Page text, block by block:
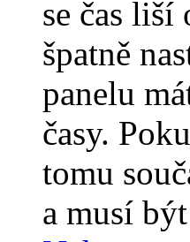
se čas liší
špatně
panelu
časy.
tomu
a musí